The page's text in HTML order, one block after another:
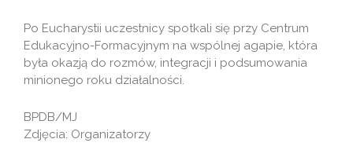
Po Eucharystii uczestnicy spotkali się przy Centrum
Edukacyjno-Formacyjnym na wspólnej agapie, która
była okazją do rozmów, integracji i podsumowania
minionego roku działalności.
BPDB/MJ
Zdjęcia: Organizatorzy